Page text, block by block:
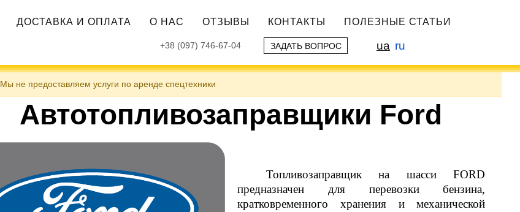
ДОСТАВКА И ОПЛАТА О НАС ОТЗЫВЫ КОНТАКТЫ ПОЛЕЗНЫЕ СТАТЬИ
+38 (097) 746-67-04 ЗАДАТЬ ВОПРОС ua ru
Мы не предоставляем услуги по аренде спецтехники
Автотопливозаправщики Ford
Топливозаправщик на шасси FORD
предназначен для перевозки бензина,
кратковременного хранения и механической